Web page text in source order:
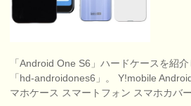
「Android One S6」ハードケースを紹
「hd-androidones6」。 Y!mobile
マホケース スマートフォン スマホカバ